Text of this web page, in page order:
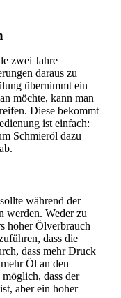
zwei Jahre
daraus zu
übernimmt ein
möchte, kann man
Diese bekommt
ist einfach:
Schmieröl dazu
während der
werden. Weder zu
hoher Ölverbrauch
dass die
dass mehr Druck
Öl an den
dass der
aber ein hoher